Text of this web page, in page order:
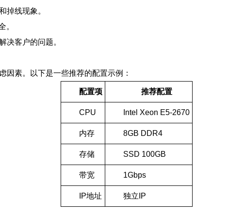
掉线现象。
。
决客户的问题。
因素。以下是一些推荐的配置示例：
配置项 推荐配置
CPU Intel Xeon E5-2670
内存 8GB DDR4
存储 SSD 100GB
带宽 1Gbps
IP地址 独立IP